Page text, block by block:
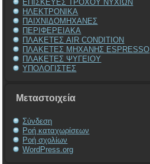
ΕΠΙΣΚΕΥΕΣ ΤΡΟΧΟΥ ΝΥΧΙΩΝ
ΗΛΕΚΤΡΟΝΙΚΑ
ΠΑΙΧΝΙΔΟΜΗΧΑΝΕΣ
ΠΕΡΙΦΕΡΕΙΑΚΑ
ΠΛΑΚΕΤΕΣ AIR CONDITION
ΠΛΑΚΕΤΕΣ ΜΗΧΑΝΗΣ ESPRESSO
ΠΛΑΚΕΤΕΣ ΨΥΓΕΙΟΥ
ΥΠΟΛΟΓΙΣΤΕΣ
Μεταστοιχεία
Σύνδεση
Ροή καταχωρίσεων
Ροή σχολίων
WordPress.org